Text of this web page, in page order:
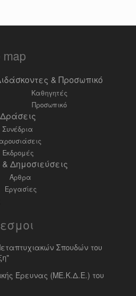
map
& Προσωπικό
Καθηγητές
Προσωπικό
Δράσεις
Συνέδρια
Εκδρομές
Δημοσιεύσεις
Άρθρα
Εργασίες
Σπουδών του
Έρευνας (ΜΕ.Κ.Δ.Ε.) του